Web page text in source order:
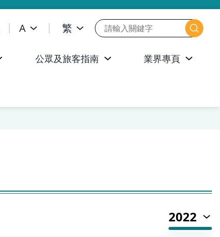
A 繁
公眾及旅客指南 業界專頁
2022